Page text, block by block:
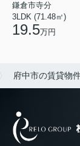
鎌倉市寺分
3LDK (71.48㎡)
19.5万円
府中市の賃貸物